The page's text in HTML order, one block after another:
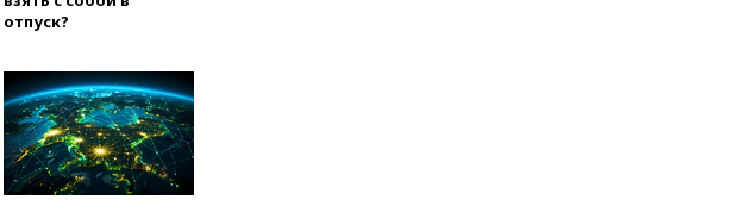
Журавлеву
Мельникова и
гимнастов сборной
получили визы на
отпуск?